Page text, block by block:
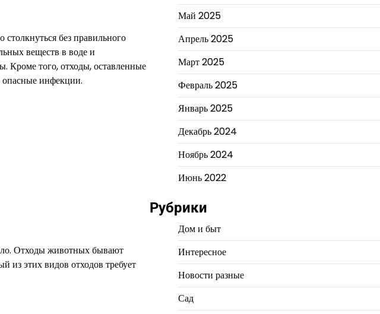
без правильного
веществ в воде и
Кроме того, отходы, оставленные
опасные инфекции.
Отходы животных бывают
из этих видов отходов требует
Май 2025
Апрель 2025
Март 2025
Февраль 2025
Январь 2025
Декабрь 2024
Ноябрь 2024
Июнь 2022
Рубрики
Дом и быт
Интересное
Новости разные
Сад